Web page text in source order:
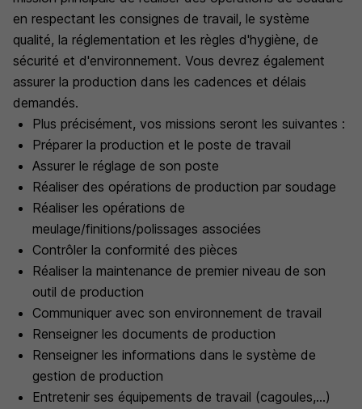
en respectant les consignes de travail, le système
qualité, la réglementation et les règles d'hygiène, de
sécurité et d'environnement. Vous devrez également
assurer la production dans les cadences et délais
demandés.
Plus précisément, vos missions seront les suivantes :
Préparer la production et le poste de travail
Assurer le réglage de son poste
Réaliser des opérations de production par soudage
Réaliser les opérations de
meulage/finitions/polissages associées
Contrôler la conformité des pièces
Réaliser la maintenance de premier niveau de son
outil de production
Communiquer avec son environnement de travail
Renseigner les documents de production
Renseigner les informations dans le système de
gestion de production
Entretenir ses équipements de travail (cagoules,...)